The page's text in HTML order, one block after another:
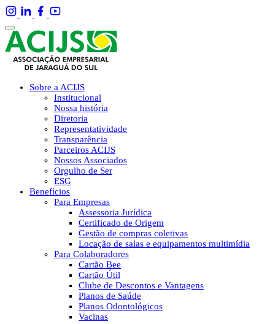
Sobre a ACIJS
Institucional
Nossa história
Diretoria
Representatividade
Transparência
Parceiros ACIJS
Nossos Associados
Orgulho de Ser
ESG
Benefícios
Para Empresas
Assessoria Jurídica
Certificado de Origem
Gestão de compras coletivas
Locação de salas e equipamentos multimídia
Para Colaboradores
Cartão Bee
Cartão Útil
Clube de Descontos e Vantagens
Planos de Saúde
Planos Odontológicos
Vacinas